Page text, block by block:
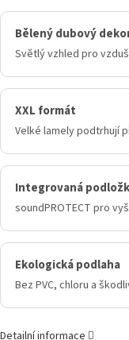
Bělený dubový
Světlý vzhled pro
XXL formát
Velké lamely podtrhují
Integrovaná
soundPROTECT pro
Ekologická podlaha
Bez PVC, chloru a
Detailní informace